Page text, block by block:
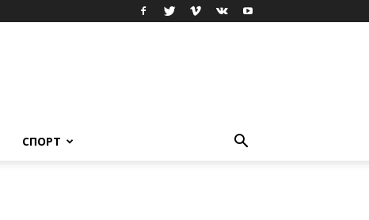
СПОРТ